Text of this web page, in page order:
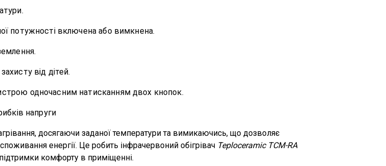
потужності включена або вимкнена.
від дітей.
одночасним натисканням двох кнопок.
напруги
досягаючи заданої температури та вимикаючись, що дозволяє
енергії. Це робить інфрачервоний обігрівач Teploceramic TCM-RA
комфорту в приміщенні.